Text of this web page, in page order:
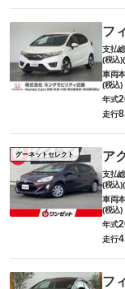
フ
支払
(税込
車両
(税込)
年式
走行
グーネットセレクト ア
支払
(税込
車両
(税込)
年式
走行
フ